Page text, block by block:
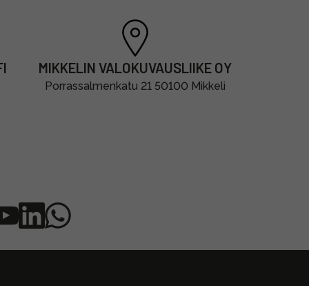
MIKKELIN VALOKUVAUSLIIKE OY
Porrassalmenkatu 21 50100 Mikkeli